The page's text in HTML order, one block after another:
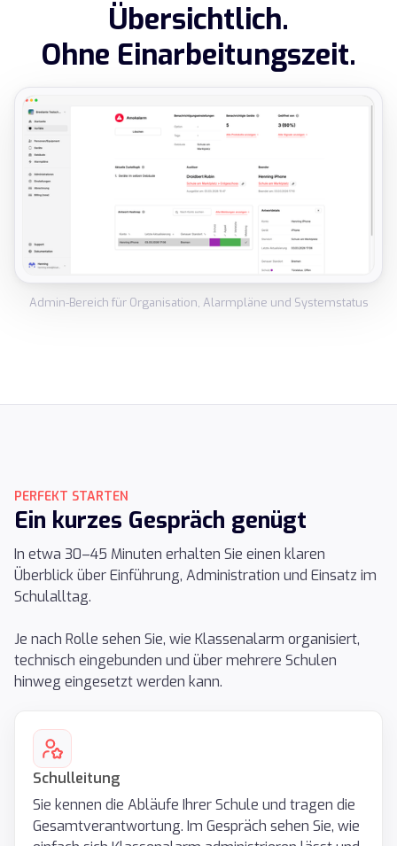
Übersichtlich.
Ohne Einarbeitungszeit.
Admin-Bereich für Organisation, Alarmpläne und Systemstatus
PERFEKT STARTEN
Ein kurzes Gespräch genügt
In etwa 30–45 Minuten erhalten Sie einen klaren
Überblick über Einführung, Administration und Einsatz im
Schulalltag.
Je nach Rolle sehen Sie, wie Klassenalarm organisiert,
technisch eingebunden und über mehrere Schulen
hinweg eingesetzt werden kann.
Schulleitung
Sie kennen die Abläufe Ihrer Schule und tragen die
Gesamtverantwortung. Im Gespräch sehen Sie, wie